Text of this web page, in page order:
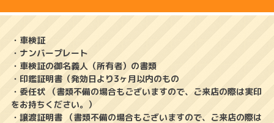
・車検証
・ナンバープレート
・車検証の御名義人（所有者）の書類
・印鑑証明書（発効日より3ヶ月以内のもの
・委任状 （書類不備の場合もございますので、ご来店の際は実印
をお持ちください。）
・譲渡証明書 （書類不備の場合もございますので、ご来店の際は